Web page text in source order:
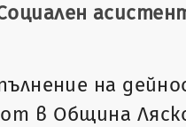
на
в Община